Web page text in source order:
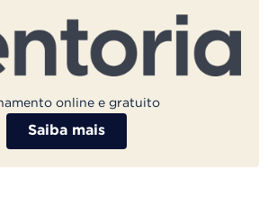
online e gratuito
Saiba mais